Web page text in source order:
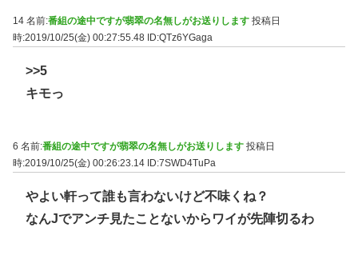
14 名前:番組の途中ですが翡翠の名無しがお送りします 投稿日
時:2019/10/25(金) 00:27:55.48 ID:QTz6YGaga
>>5
キモっ
6 名前:番組の途中ですが翡翠の名無しがお送りします 投稿日
時:2019/10/25(金) 00:26:23.14 ID:7SWD4TuPa
やよい軒って誰も言わないけど不味くね？
なんJでアンチ見たことないからワイが先陣切るわ